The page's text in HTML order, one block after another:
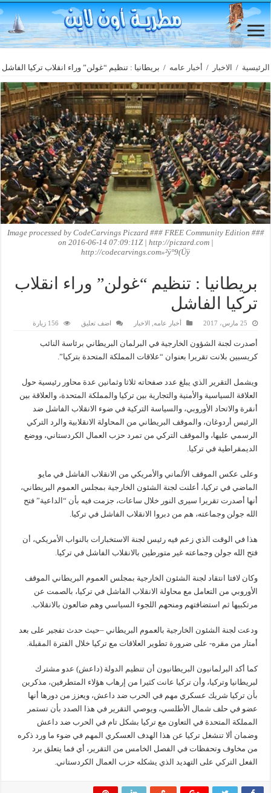
الرئيسية / الاخبار / أخبار عامه / بريطانيا : تنظيم “غولن” وراء انقلاب تركيا الفاشل
Image processed by CodeCarvings Piczard ### FREE Community Edition ###
on 2016-06-14 07:09:11Z | http://piczard.com |
http://codecarvings.com»²ÿ°9(Üÿ
بريطانيا : تنظيم “غولن” وراء انقلاب
تركيا الفاشل
25 مارس، 2017 أخبار عامه الاخبار اضف تعليق 156 زيارة
أصدرت لجنة الشؤون الخارجية في البرلمان البريطاني برئاسة النائب
كريسبين بلانت تقريرا بعنوان “علاقات المملكة المتحدة بتركيا”.
ويشمل التقرير الذي يبلغ عدد صفحاته ثلاثا وثمانين عدة محاور رئيسية حول
العلاقة السياسية والأمنية والتجارية بين تركيا والمملكة المتحدة، والعلاقة بين
أنقرة والاتحاد الأوروبي، والسياسة التركية في ضوء الانقلاب الفاشل ضد
الرئيس أردوغان، والموقف البريطاني من المحاولة الانقلابية والرد التركي
الرسمي عليها، والموقف التركي من تمرد حزب العمال الكردستاني، ووضع
الديمقراطية في تركيا.
وعلى عكس الموقف الألماني والأمريكي من الانقلاب الفاشل في مايو
الماضي في تركيا، أعلنت لجنة الشئون الخارجية بمجلس العموم البريطاني،
أنها أصدرت تقريرا سيرى النور خلال ساعات، جزمت فيه بأن “الداعية” فتح
الله جولن وجماعته، هم من دبروا الانقلاب الفاشل في تركيا.
هذا في الوقت الذي زعم فيه رئيس لجنة الاستخبارات بالنواب الأمريكي، أن
فتح الله جولن وجماعته غير متورطين بالانقلاب الفاشل في تركيا.
وكان لافتا انتقاد لجنة الشئون الخارجية بمجلس العموم البريطاني الموقف
الأوروبي من التعامل مع محاولة الانقلاب الفاشل في تركيا، بالصمت عن
مرتكبيها ثم استضافتهم ومنحهم اللجوء السياسي وهم ضالعون بالانقلاب.
ودعت لجنة الشئون الخارجية بالعموم البريطاني –حيث حدث تفجير على بعد
أمتار من مقره- على ضرورة تطوير العلاقات مع تركيا خلال الفترة المقبلة.
كما أكد البرلمانيون البريطانيون أن تنظيم الدولة (داعش) عدو مشترك
لبريطانيا وتركيا، وأن تركيا عانت كثيرا من إرهاب هؤلاء المتطرفين، مذكرين
بأن تركيا شريك عسكري مهم في الحرب ضد داعش، ويعزز من دورها أنها
عضو في حلف شمال الأطلسي، ويوصي التقرير في هذا الصدد بأن تستمر
المملكة المتحدة في التعاون مع تركيا بشكل تام في الحرب ضد داعش
وضمان ألا تنشغل تركيا عن هذا الهدف العسكري المهم في ضوء ما ورد ذكره
من مخاوف وتحفظات في الفصل الخامس من التقرير، أي فما يتعلق برد
الفعل التركي على التهديد الذي يشكله حزب العمال الكردستاني.